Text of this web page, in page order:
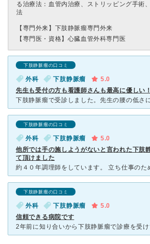
る治療法：血管内治療、ストリッピング手術
法
【専門外来】 下肢静脈瘤専門外来
【専門医・資格】 心臓血管外科専門医
下肢静脈瘤の口コミ
外科 下肢静脈瘤
5.0
先生も受付の方も看護師さんも最高に優しい！
下肢静脈瘤の口コミ
外科 下肢静脈瘤
5.0
他所では手の施しようがないと言われた下肢
て頂けました
下肢静脈瘤の口コミ
外科 下肢静脈瘤
5.0
信頼できる病院です